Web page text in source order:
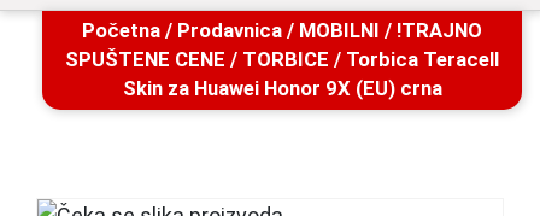
Početna / Prodavnica / MOBILNI / !TRAJNO
SPUŠTENE CENE / TORBICE / Torbica Teracell
Skin za Huawei Honor 9X (EU) crna